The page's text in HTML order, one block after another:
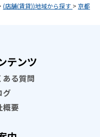
(店舗(賃貸))地域から探す > 京都
テンツ
ある質問
グ
概要